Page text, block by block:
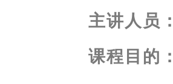
主讲人员
课程目的